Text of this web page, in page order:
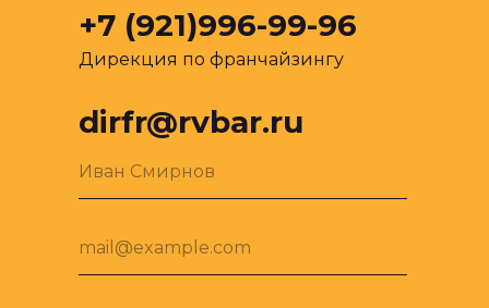
+7 (921)996-99-96
dirfr@rvbar.ru
Иван Смирнов
mail@example.com
Дирекция по франчайзингу